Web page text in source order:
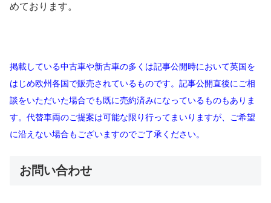
めております。
掲載している中古車や新古車の多くは記事公開時において英国を
はじめ欧州各国で販売されているものです。記事公開直後にご相
談をいただいた場合でも既に売約済みになっているものもありま
す。代替車両のご提案は可能な限り行ってまいりますが、ご希望
に沿えない場合もございますのでご了承ください。
お問い合わせ